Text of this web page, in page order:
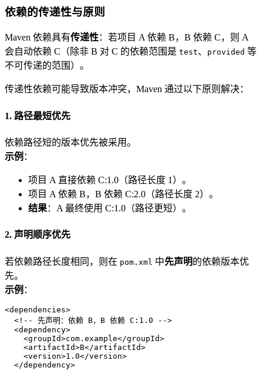
依赖的传递性与原则
Maven 依赖具有传递性：若项目 A 依赖 B，B 依赖 C，则 A
会自动依赖 C（除非 B 对 C 的依赖范围是 test、 provided 等
不可传递的范围）。
传递性依赖可能导致版本冲突，Maven 通过以下原则解决：
1. 路径最短优先
依赖路径短的版本优先被采用。
示例 ：
项目 A 直接依赖 C:1.0（路径长度 1）。
项目 A 依赖 B，B 依赖 C:2.0（路径长度 2）。
结果：A 最终使用 C:1.0（路径更短）。
2. 声明顺序优先
若依赖路径长度相同，则在 pom.xml 中先声明的依赖版本优
先。
示例 ：
<dependencies>
<!-- 先声明：依赖 B，B 依赖 C:1.0 -->
<dependency>
<groupId>com.example</groupId>
<artifactId>B</artifactId>
<version>1.0</version>
</dependency>